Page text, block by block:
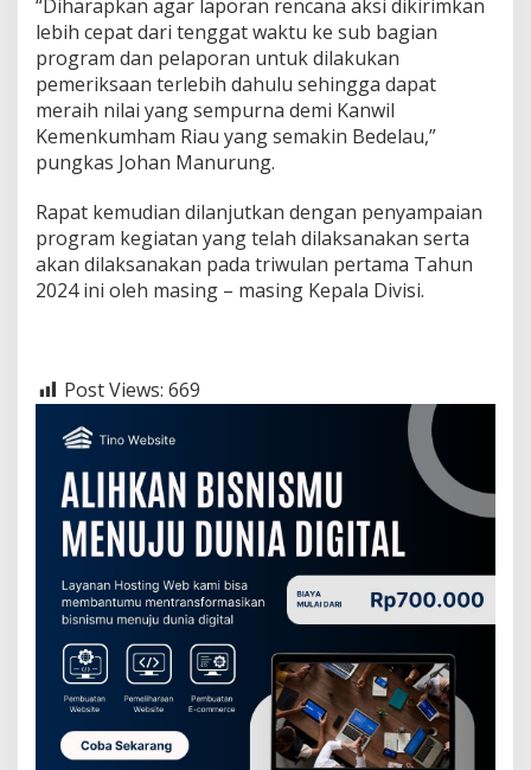
“Diharapkan agar laporan rencana aksi dikirimkan
lebih cepat dari tenggat waktu ke sub bagian
program dan pelaporan untuk dilakukan
pemeriksaan terlebih dahulu sehingga dapat
meraih nilai yang sempurna demi Kanwil
Kemenkumham Riau yang semakin Bedelau,”
pungkas Johan Manurung.
Rapat kemudian dilanjutkan dengan penyampaian
program kegiatan yang telah dilaksanakan serta
akan dilaksanakan pada triwulan pertama Tahun
2024 ini oleh masing – masing Kepala Divisi.
Post Views: 669